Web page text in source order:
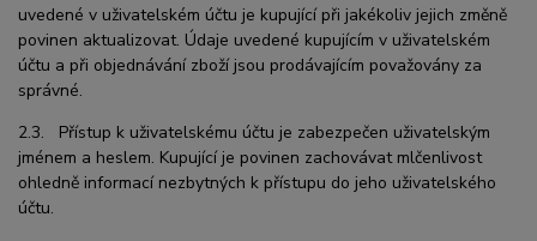
uvedené v uživatelském účtu je kupující při jakékoliv jejich změně
povinen aktualizovat. Údaje uvedené kupujícím v uživatelském
účtu a při objednávání zboží jsou prodávajícím považovány za
správné.
2.3. Přístup k uživatelskému účtu je zabezpečen uživatelským
jménem a heslem. Kupující je povinen zachovávat mlčenlivost
ohledně informací nezbytných k přístupu do jeho uživatelského
účtu.